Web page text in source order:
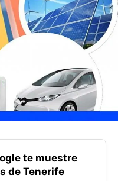
te muestre
de Tenerife